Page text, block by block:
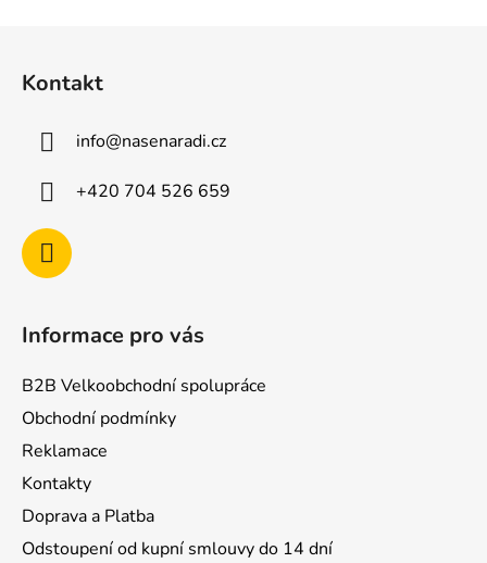
Kontakt
info@nasenaradi.cz
+420 704 526 659
Informace pro vás
B2B Velkoobchodní spolupráce
Obchodní podmínky
Reklamace
Kontakty
Doprava a Platba
Odstoupení od kupní smlouvy do 14 dní